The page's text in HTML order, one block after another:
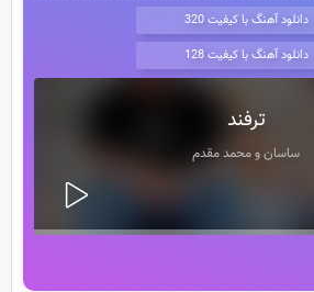
دانلود آهنگ با کیفیت 320
دانلود آهنگ با کیفیت 128
ترفند
ساسان و محمد مقدم